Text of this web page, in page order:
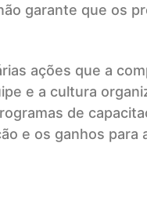
garante que os
ações que a
e a cultura
de
e os ganhos para